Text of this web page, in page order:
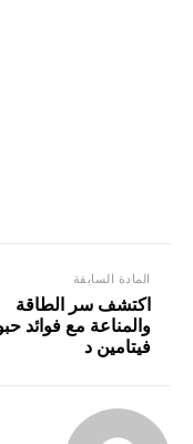
المادة السابقة
اكتشف سر الطاقة
والمناعة مع فوائد
فيتامين د